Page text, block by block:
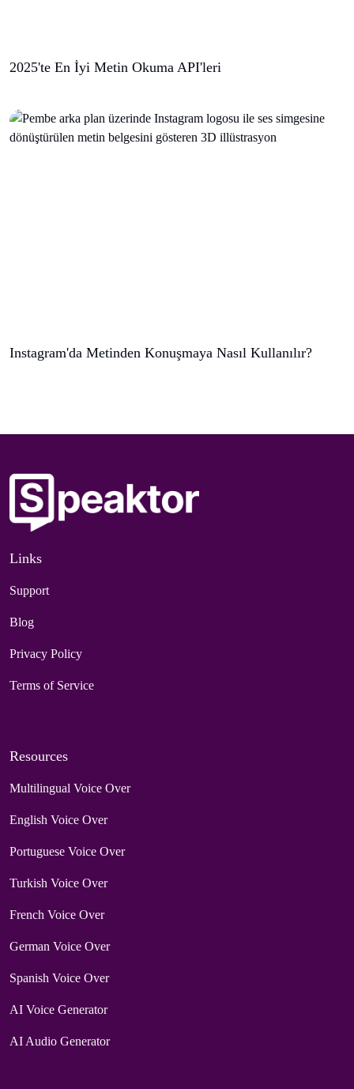
2025'te En İyi Metin Okuma API'leri
Instagram'da Metinden Konuşmaya Nasıl Kullanılır?
Links
Support
Blog
Privacy Policy
Terms of Service
Resources
Multilingual Voice Over
English Voice Over
Portuguese Voice Over
Turkish Voice Over
French Voice Over
German Voice Over
Spanish Voice Over
AI Voice Generator
AI Audio Generator